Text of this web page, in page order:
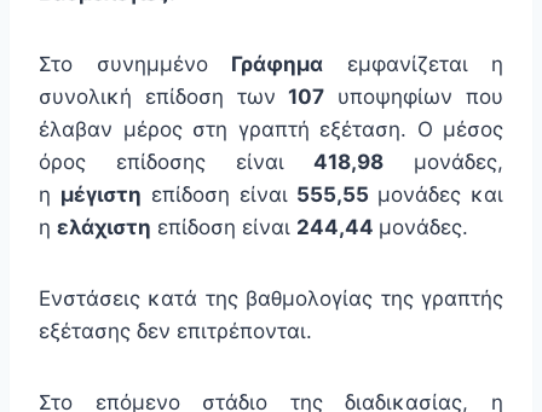
Στο συνημμένο Γράφημα εμφανίζεται η
συνολική επίδοση των107 υποψηφίων που
έλαβαν μέρος στη γραπτή εξέταση. Ο μέσος
όρος επίδοσης είναι418,98 μονάδες,
η μέγιστη επίδοση είναι 555,55 μονάδες και
η ελάχιστη επίδοση είναι 244,44 μονάδες.
Ενστάσεις κατά της βαθμολογίας της γραπτής
εξέτασης δεν επιτρέπονται.
Στο επόμενο στάδιο της διαδικασίας, η